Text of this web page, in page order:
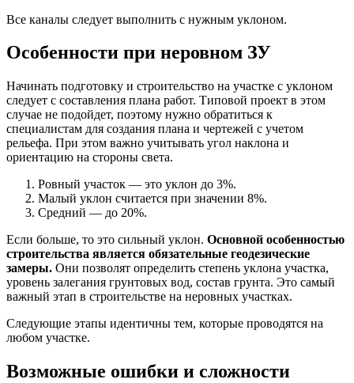
Все каналы следует выполнить с нужным уклоном.
Особенности при неровном ЗУ
Начинать подготовку и строительство на участке с уклоном
следует с составления плана работ. Типовой проект в этом
случае не подойдет, поэтому нужно обратиться к
специалистам для создания плана и чертежей с учетом
рельефа. При этом важно учитывать угол наклона и
ориентацию на стороны света.
Ровный участок — это уклон до 3%.
Малый уклон считается при значении 8%.
Средний — до 20%.
Если больше, то это сильный уклон. Основной особенностью
строительства является обязательные геодезические
замеры. Они позволят определить степень уклона участка,
уровень залегания грунтовых вод, состав грунта. Это самый
важный этап в строительстве на неровных участках.
Следующие этапы идентичны тем, которые проводятся на
любом участке.
Возможные ошибки и сложности